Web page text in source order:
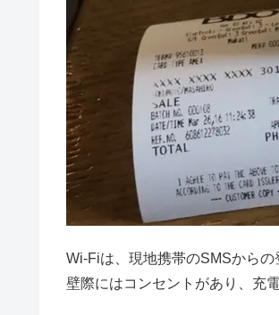
Wi-Fiは、現地携帯のSMSからの
壁際にはコンセントがあり、充